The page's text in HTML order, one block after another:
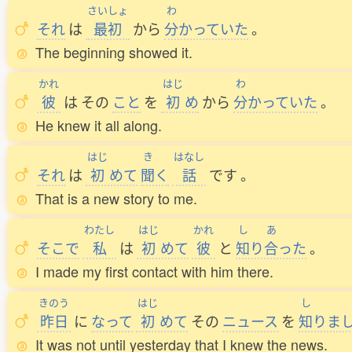
それ は
さいしょ
最初 から
わ
分かっていた。
The beginning showed it.
かれ
彼 は その こと を
はじ
初 め から
わ
分かっていた。
He knew it all along.
それ は
はじ
初 めて
き
聞く
はなし
話 です。
That is a new story to me.
そこで
わたし
私 は
はじ
初 めて
かれ
彼 と
し
知り
あ
合った。
I made my first contact with him there.
きのう
昨日 に なって
はじ
初 めて その ニュース を
し
知りま
It was not until yesterday that I knew the news.